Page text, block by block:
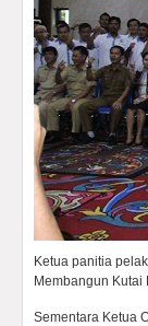
Ketua panitia
Membangun Kutai
Sementara Ketua